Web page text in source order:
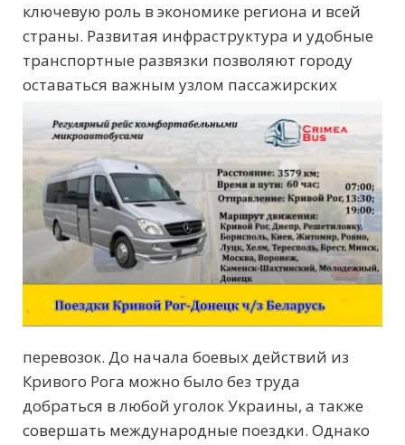
ключевую роль в экономике региона и всей
страны. Развитая инфраструктура и удобные
транспортные развязки позволяют городу
оставаться важным узлом пассажирских
перевозок. До начала боевых действий из
Кривого Рога можно было без труда
добраться в любой уголок Украины, а также
совершать международные поездки. Однако